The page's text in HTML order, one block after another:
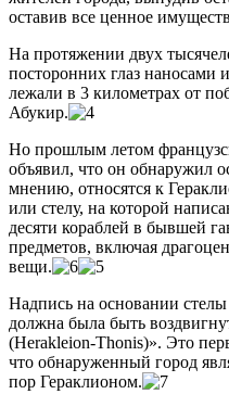
оставив все ценное
На протяжении двух
посторонних глаз наносами
лежали в 3 километрах от
Абукир.
Но прошлым летом
объявил, что он обнаружил
мнению, относятся к
или стелу, на которой
десяти кораблей в бывшей
предметов, включая
вещи.
Надпись на основании стелы
должна была быть
(Herakleion-Thonis)». Это
что обнаруженный город
пор Гераклионом.